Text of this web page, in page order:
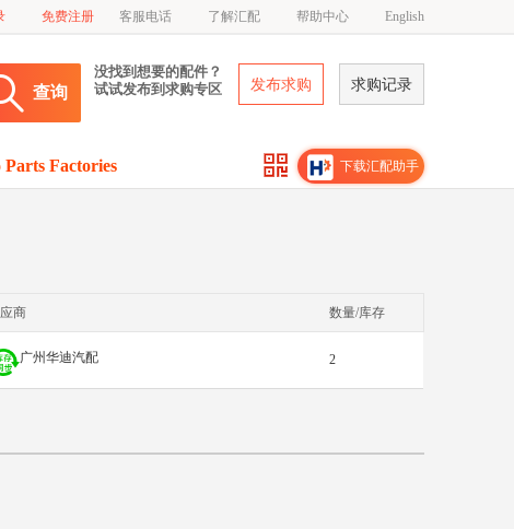
免费注册 客服电话 了解汇配 帮助中心 English
查询
没找到想要的配件？
试试发布到求购专区
发布求购 求购记录
Parts Factories 下载汇配助手
商 数量/库存
广州华迪汽配 2